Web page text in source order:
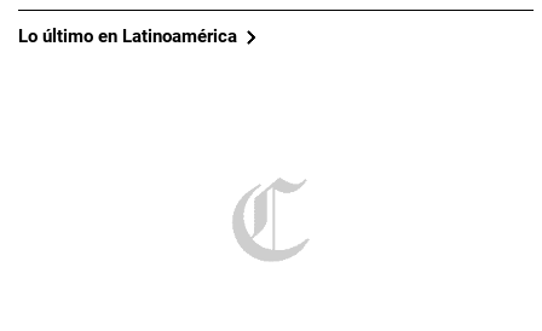
Lo último en Latinoamérica